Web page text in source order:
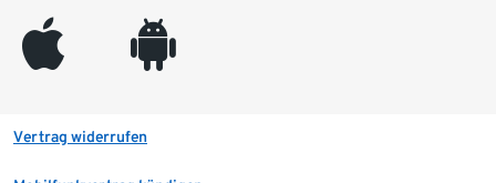
appleinc android
Vertrag widerrufen